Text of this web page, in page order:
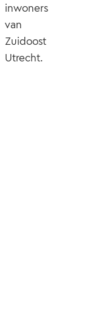
inwoners
van
Zuidoost
Utrecht.